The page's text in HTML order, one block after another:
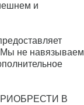
и
Мы не навязываем
В